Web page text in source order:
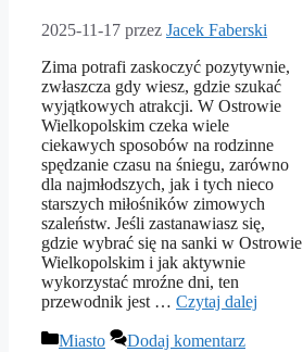
2025-11-17 przez Jacek Faberski
Zima potrafi zaskoczyć pozytywnie,
zwłaszcza gdy wiesz, gdzie szukać
wyjątkowych atrakcji. W Ostrowie
Wielkopolskim czeka wiele
ciekawych sposobów na rodzinne
spędzanie czasu na śniegu, zarówno
dla najmłodszych, jak i tych nieco
starszych miłośników zimowych
szaleństw. Jeśli zastanawiasz się,
gdzie wybrać się na sanki w Ostrowie
Wielkopolskim i jak aktywnie
wykorzystać mroźne dni, ten
przewodnik jest … Czytaj dalej
Kategorie
Miasto Dodaj komentarz